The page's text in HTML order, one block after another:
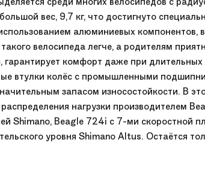
вес, 9,7 кг, что достигнуто
алюминиевых компонентов,
велосипеда легче, а родителям
комфорт даже при длительных
втулки колёс с промышленными
запасом износостойкости. В
нагрузки производителем
Shimano, Beagle 724i с 7-ми скоростной
уровня Shimano Altus. Остаётся